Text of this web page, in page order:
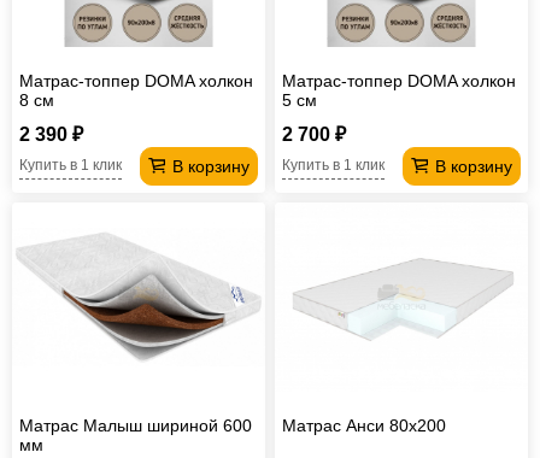
Матрас-топпер DOMA холкон
8 см
2 390 ₽
В корзину
Купить в 1 клик
Матрас-топпер DOMA холкон
5 см
2 700 ₽
В корзину
Купить в 1 клик
Матрас Малыш шириной 600
мм
Матрас Анси 80х200